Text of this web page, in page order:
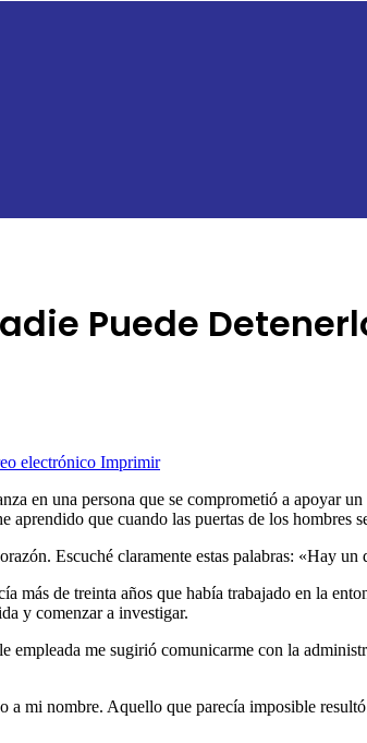
Puede
electrónico Imprimir
en una persona que se comprometió a apoyar
que cuando las puertas de los hombres
Escuché claramente estas palabras: «Hay
de treinta años que había trabajado en la
y comenzar a investigar.
empleada me sugirió comunicarme con la
mi nombre. Aquello que parecía imposible